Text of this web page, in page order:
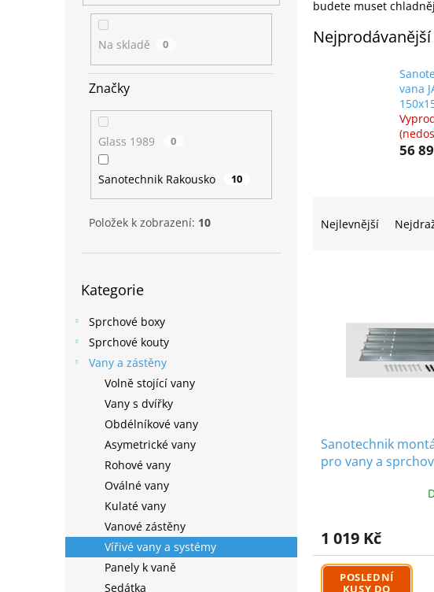
Na skladě 0
Značky
Glass 1989 0
Sanotechnik Rakousko 10
Položek k zobrazení: 10
kategorie
Kategorie
Sprchové boxy
Sprchové kouty
Vany a zástěny
Volně stojící vany
Vany s dvířky
Obdélníkové vany
Asymetrické vany
Rohové vany
Oválné vany
Kulaté vany
Vanové zástěny
Vířivé vany a systémy
Panely k vaně
Sedátka
budete muset
Nejprodávanější
vana
56
Nejlevnější
uSanotechnik
pro vany a
1 019 Kč
POSLEDNÍ
KUSY DO